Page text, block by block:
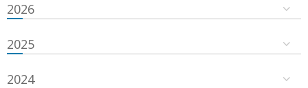
2026
2025
2024